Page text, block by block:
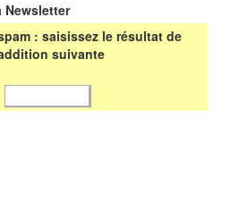
Newsletter
: saisissez le résultat de
suivante